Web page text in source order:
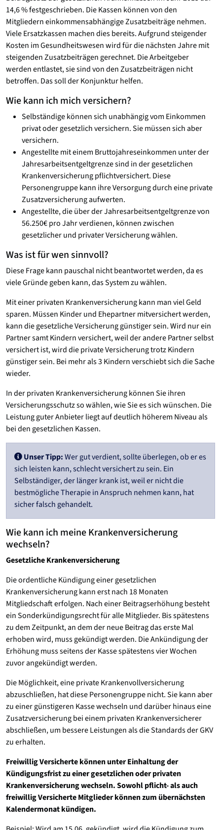
14,6 % festgeschrieben. Die Kassen können von den
Mitgliedern einkommensabhängige Zusatzbeiträge nehmen.
Viele Ersatzkassen machen dies bereits. Aufgrund steigender
Kosten im Gesundheitswesen wird für die nächsten Jahre mit
steigenden Zusatzbeiträgen gerechnet. Die Arbeitgeber
werden entlastet, sie sind von den Zusatzbeiträgen nicht
betroffen. Das soll der Konjunktur helfen.
Wie kann ich mich versichern?
Selbständige können sich unabhängig vom Einkommen
privat oder gesetzlich versichern. Sie müssen sich aber
versichern.
Angestellte mit einem Bruttojahreseinkommen unter der
Jahresarbeitsentgeltgrenze sind in der gesetzlichen
Krankenversicherung pflichtversichert. Diese
Personengruppe kann ihre Versorgung durch eine private
Zusatzversicherung aufwerten.
Angestellte, die über der Jahresarbeitsentgeltgrenze von
56.250€ pro Jahr verdienen, können zwischen
gesetzlicher und privater Versicherung wählen.
Was ist für wen sinnvoll?
Diese Frage kann pauschal nicht beantwortet werden, da es
viele Gründe geben kann, das System zu wählen.
Mit einer privaten Krankenversicherung kann man viel Geld
sparen. Müssen Kinder und Ehepartner mitversichert werden,
kann die gesetzliche Versicherung günstiger sein. Wird nur ein
Partner samt Kindern versichert, weil der andere Partner selbst
versichert ist, wird die private Versicherung trotz Kindern
günstiger sein. Bei mehr als 3 Kindern verschiebt sich die Sache
wieder.
In der privaten Krankenversicherung können Sie ihren
Versicherungsschutz so wählen, wie Sie es sich wünschen. Die
Leistung guter Anbieter liegt auf deutlich höherem Niveau als
bei den gesetzlichen Kassen.
Unser Tipp:Wer gut verdient, sollte überlegen, ob er es
sich leisten kann, schlecht versichert zu sein. Ein
Selbständiger, der länger krank ist, weil er nicht die
bestmögliche Therapie in Anspruch nehmen kann, hat
sicher falsch gehandelt.
Wie kann ich meine Krankenversicherung
wechseln?
Gesetzliche Krankenversicherung
Die ordentliche Kündigung einer gesetzlichen
Krankenversicherung kann erst nach 18 Monaten
Mitgliedschaft erfolgen. Nach einer Beitragserhöhung besteht
ein Sonderkündigungsrecht für alle Mitglieder. Bis spätestens
zu dem Zeitpunkt, an dem der neue Beitrag das erste Mal
erhoben wird, muss gekündigt werden. Die Ankündigung der
Erhöhung muss seitens der Kasse spätestens vier Wochen
zuvor angekündigt werden.
Die Möglichkeit, eine private Krankenvollversicherung
abzuschließen, hat diese Personengruppe nicht. Sie kann aber
zu einer günstigeren Kasse wechseln und darüber hinaus eine
Zusatzversicherung bei einem privaten Krankenversicherer
abschließen, um bessere Leistungen als die Standards der GKV
zu erhalten.
Freiwillig Versicherte können unter Einhaltung der
Kündigungsfrist zu einer gesetzlichen oder privaten
Krankenversicherung wechseln. Sowohl pflicht- als auch
freiwillig Versicherte Mitglieder können zum übernächsten
Kalendermonat kündigen.